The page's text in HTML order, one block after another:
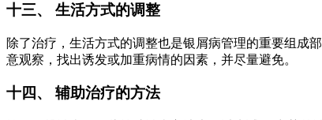
十三、 生活方式的调整
除了治疗，生活方式的调整也是银屑病管理的重要组成
意观察，找出诱发或加重病情的因素，并尽量避免。
十四、 辅助治疗的方法